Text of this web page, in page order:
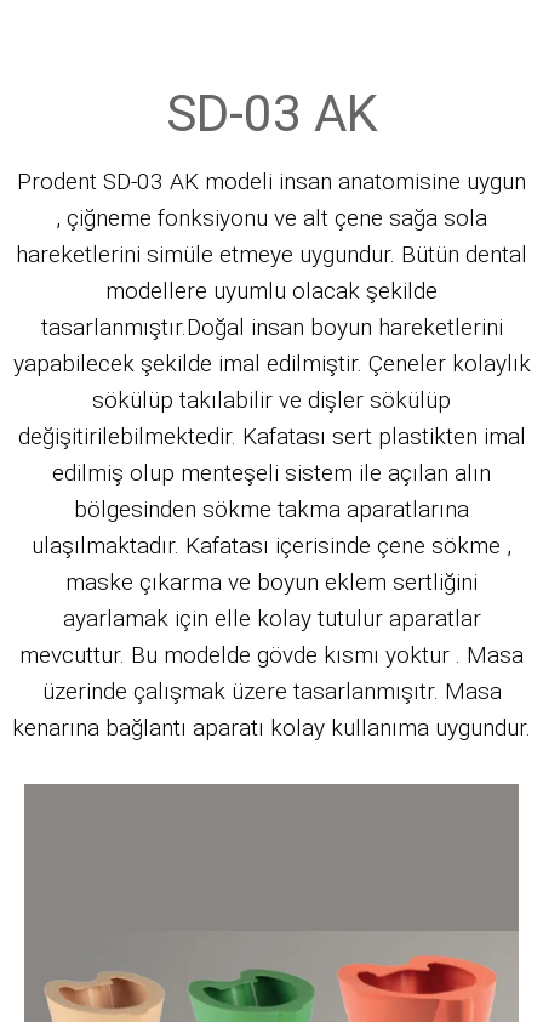
SD-03 AK
Prodent SD-03 AK modeli insan anatomisine uygun
, çiğneme fonksiyonu ve alt çene sağa sola
hareketlerini simüle etmeye uygundur. Bütün dental
modellere uyumlu olacak şekilde
tasarlanmıştır.Doğal insan boyun hareketlerini
yapabilecek şekilde imal edilmiştir. Çeneler kolaylık
sökülüp takılabilir ve dişler sökülüp
değişitirilebilmektedir. Kafatası sert plastikten imal
edilmiş olup menteşeli sistem ile açılan alın
bölgesinden sökme takma aparatlarına
ulaşılmaktadır. Kafatası içerisinde çene sökme ,
maske çıkarma ve boyun eklem sertliğini
ayarlamak için elle kolay tutulur aparatlar
mevcuttur. Bu modelde gövde kısmı yoktur . Masa
üzerinde çalışmak üzere tasarlanmışıtr. Masa
kenarına bağlantı aparatı kolay kullanıma uygundur.